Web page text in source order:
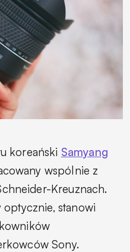
koreański Samyang
wspólnie z
Kreuznach.
stanowi
Sony.